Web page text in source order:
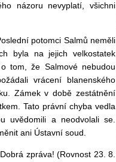
názoru nevyplatí, všichni
potomci Salmů neměli
byla na jejich velkostatek
tom, že Salmové nebudou
vrácení blanenského
Zámek v době zestátnění
Tato právní chyba vedla
uvědomili a neodvolali se.
ani Ústavní soud.
zpráva! (Rovnost 23. 8.